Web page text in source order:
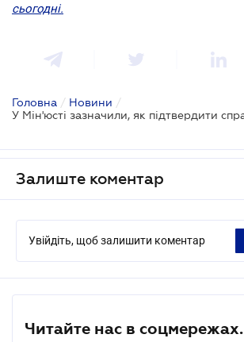
сьогодні.
Головна / Новини /
Залиште коментар
Увійдіть, щоб залишити коментар
Читайте нас в соцмережах.